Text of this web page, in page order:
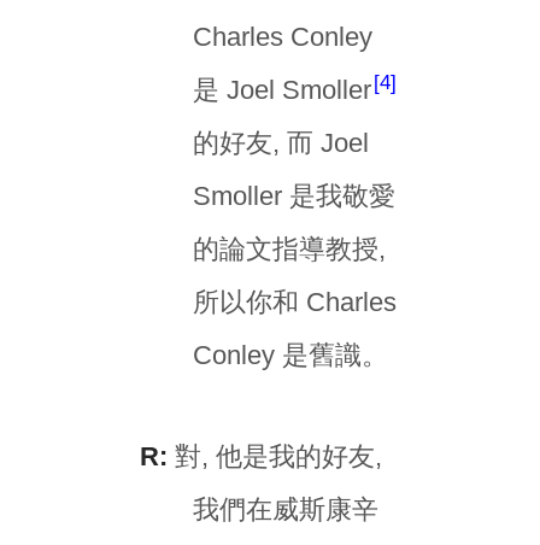
Charles Conley
是 Joel Smoller 4
的好友, 而 Joel
Smoller 是我敬愛
的論文指導教授,
所以你和 Charles
Conley 是舊識。
R: 對, 他是我的好友,
我們在威斯康辛